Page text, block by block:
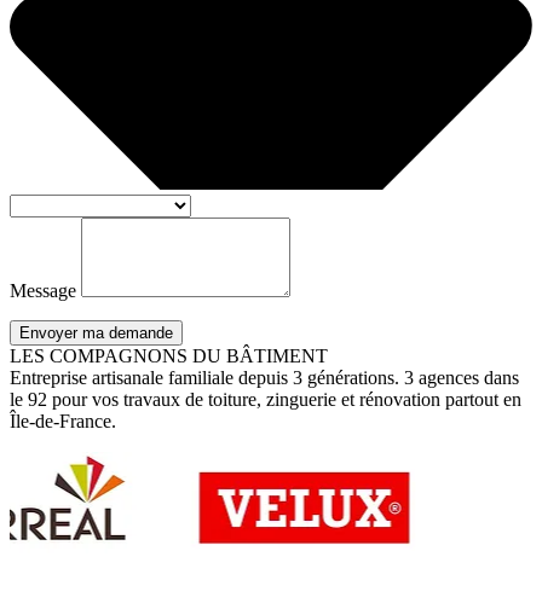
Message
Envoyer ma demande
LES COMPAGNONS DU BÂTIMENT
Entreprise artisanale familiale depuis 3 générations. 3 agences dans
le 92 pour vos travaux de toiture, zinguerie et rénovation partout en
Île-de-France.